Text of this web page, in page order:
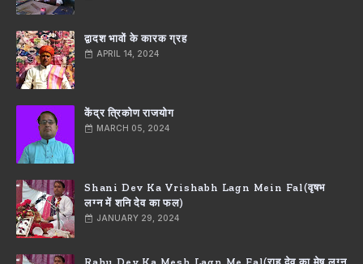
द्वादश भावों के कारक ग्रह
APRIL 14, 2024
केंद्र त्रिकोण राजयोग
MARCH 05, 2024
Shani Dev Ka Vrishabh Lagn Mein Fal(वृषभ
लग्न में शनि देव का फल)
JANUARY 29, 2024